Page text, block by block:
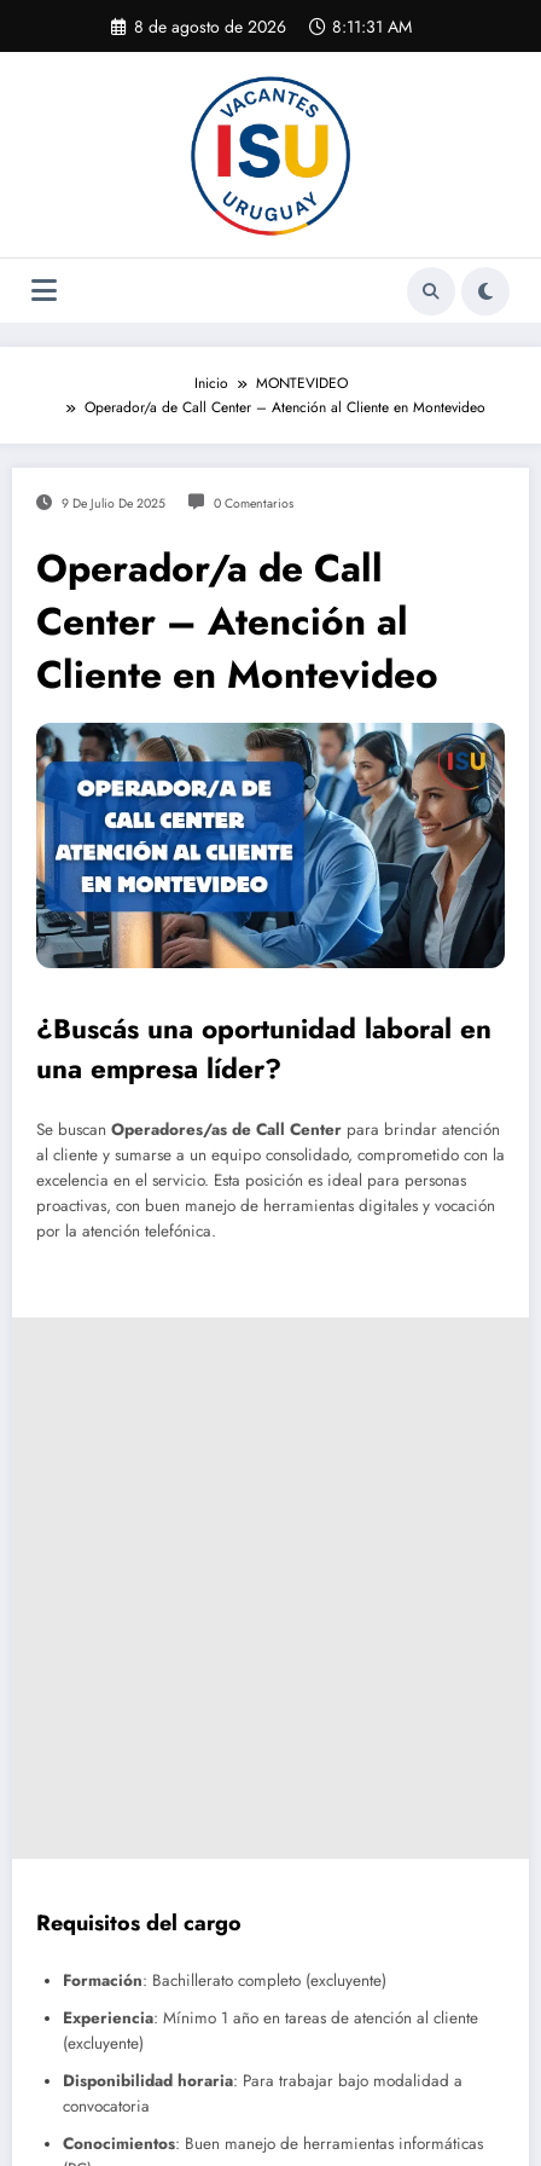
contenido
8 de agosto de 2026 8:11:32 AM
Inicio
MONTEVIDEO
Operador/a de Call Center – Atención al Cliente en Montevideo
9 De Julio De 2025 0 Comentarios
Operador/a de Call
Center – Atención al
Cliente en Montevideo
¿Buscás una oportunidad laboral en
una empresa líder?
Se buscan Operadores/as de Call Center para brindar atención
al cliente y sumarse a un equipo consolidado, comprometido con la
excelencia en el servicio. Esta posición es ideal para personas
proactivas, con buen manejo de herramientas digitales y vocación
por la atención telefónica.
Requisitos del cargo
Formación: Bachillerato completo (excluyente)
Experiencia: Mínimo 1 año en tareas de atención al cliente
(excluyente)
Disponibilidad horaria: Para trabajar bajo modalidad a
convocatoria
Conocimientos: Buen manejo de herramientas informáticas